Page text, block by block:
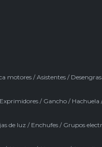
motores/Asistentes /
Exprimidores / Gancho / Hachuela
de luz / Enchufes / Grupos